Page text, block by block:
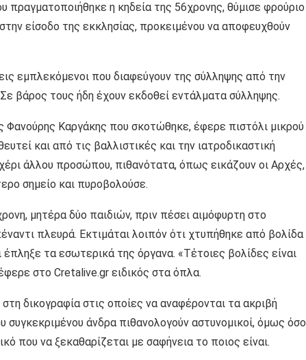
πραγματοποιήθηκε η κηδεία της 56χρονης, θύμισε φρούριο
είσοδο της εκκλησίας, προκειμένου να αποφευχθούν
εμπλεκόμενοι που διαφεύγουν της σύλληψης από την
βάρος τους ήδη έχουν εκδοθεί εντάλματα σύλληψης.
Φανούρης Καργάκης που σκοτώθηκε, έφερε πιστόλι μικρού
και από τις βαλλιστικές και την ιατροδικαστική
άλλου προσώπου, πιθανότατα, όπως εικάζουν οι Αρχές,
σημείο και πυροβολούσε.
μητέρα δύο παιδιών, πριν πέσει αιμόφυρτη στο
πλευρά. Εκτιμάται λοιπόν ότι χτυπήθηκε από βολίδα
τα εσωτερικά της όργανα. «Τέτοιες βολίδες είναι
στο Cretalive.gr ειδικός στα όπλα.
δικογραφία στις οποίες να αναφέρονται τα ακριβή
άνδρα πιθανολογούν αστυνομικοί, όμως όσο
που να ξεκαθαρίζεται με σαφήνεια το ποιος είναι.